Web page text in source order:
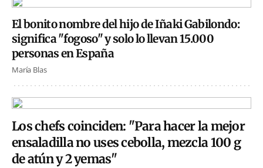
El bonito nombre del hijo de Iñaki Gabilondo:
significa "fogoso" y solo lo llevan 15.000
personas en España
María Blas
Los chefs coinciden: "Para hacer la mejor
ensaladilla no uses cebolla, mezcla 100 g
de atún y 2 yemas"